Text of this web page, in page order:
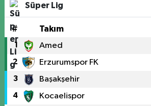
Süper Lig
# Takım
1 Amed
2 Erzurumspor FK
3 Başakşehir
4 Kocaelispor